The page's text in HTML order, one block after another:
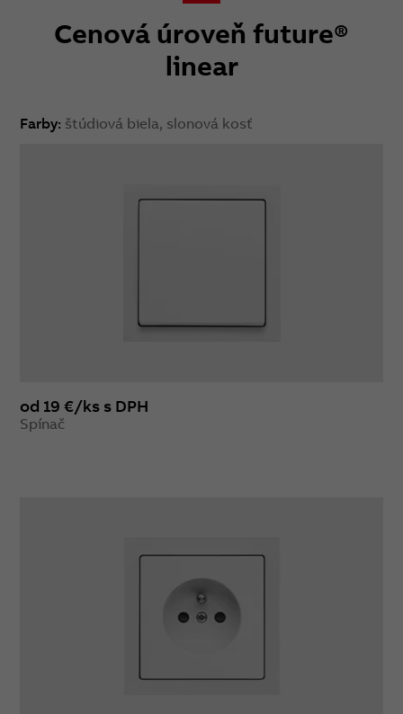
Cenová úroveň future®
linear
Farby: štúdiová biela, slonová kosť
od 19 €/ks s DPH
Spínač